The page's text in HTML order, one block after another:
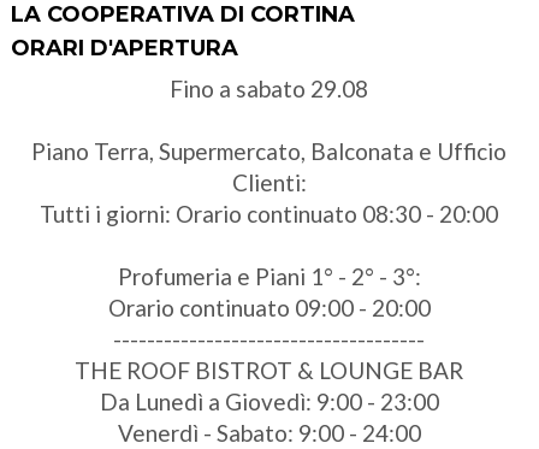
LA COOPERATIVA DI CORTINA
ORARI D'APERTURA
Fino a sabato 29.08
Piano Terra, Supermercato, Balconata e Ufficio
Clienti:
Tutti i giorni: Orario continuato 08:30 - 20:00
Profumeria e Piani 1° - 2° - 3°:
Orario continuato 09:00 - 20:00
-------------------------------------
THE ROOF BISTROT & LOUNGE BAR
Da Lunedì a Giovedì: 9:00 - 23:00
Venerdì - Sabato: 9:00 - 24:00